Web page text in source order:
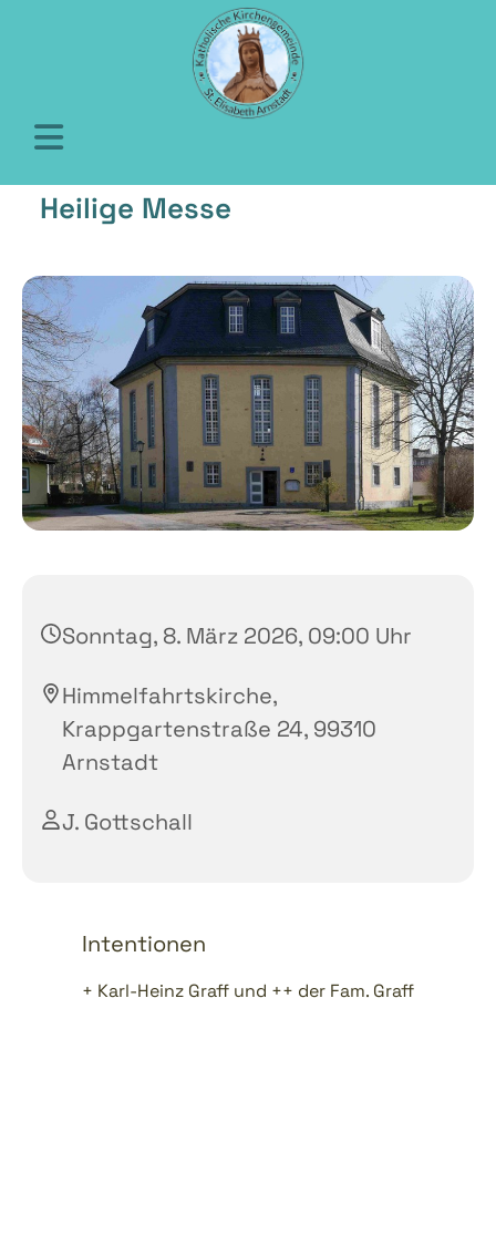
Heilige Messe
Sonntag, 8. März 2026, 09:00 Uhr
Himmelfahrtskirche,
Krappgartenstraße 24, 99310
Arnstadt
J. Gottschall
Intentionen
+ Karl-Heinz Graff und ++ der Fam. Graff